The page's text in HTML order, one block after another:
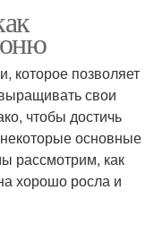
которое позволяет
свои
чтобы достичь
основные
рассмотрим, как
хорошо росла и